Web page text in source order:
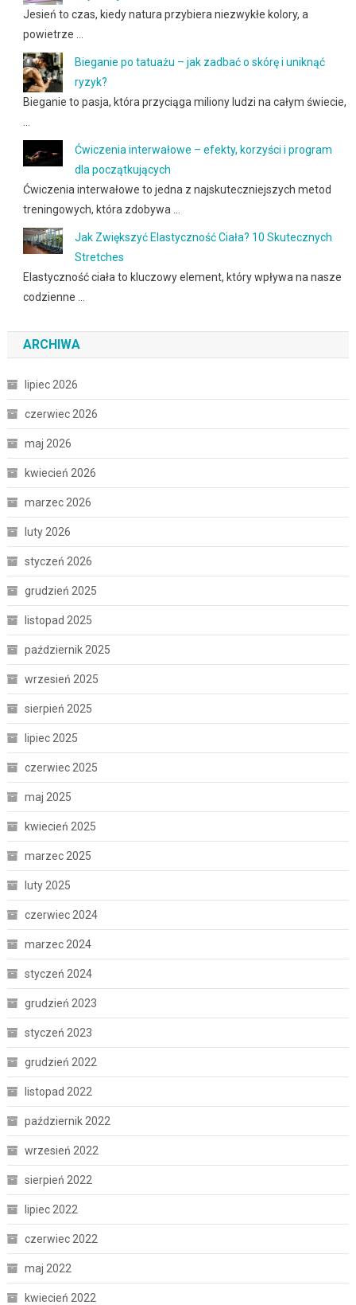
Jesień to czas, kiedy natura przybiera niezwykłe kolory, a
powietrze …
Bieganie po tatuażu – jak zadbać o skórę i uniknąć
ryzyk?
Bieganie to pasja, która przyciąga miliony ludzi na całym świecie,
Ćwiczenia interwałowe – efekty, korzyści i program
dla początkujących
Ćwiczenia interwałowe to jedna z najskuteczniejszych metod
treningowych, która zdobywa …
Jak Zwiększyć Elastyczność Ciała? 10 Skutecznych
Stretches
Elastyczność ciała to kluczowy element, który wpływa na nasze
codzienne …
ARCHIWA
lipiec 2026
czerwiec 2026
maj 2026
kwiecień 2026
marzec 2026
luty 2026
styczeń 2026
grudzień 2025
listopad 2025
październik 2025
wrzesień 2025
sierpień 2025
lipiec 2025
czerwiec 2025
maj 2025
kwiecień 2025
marzec 2025
luty 2025
czerwiec 2024
marzec 2024
styczeń 2024
grudzień 2023
styczeń 2023
grudzień 2022
listopad 2022
październik 2022
wrzesień 2022
sierpień 2022
lipiec 2022
czerwiec 2022
maj 2022
kwiecień 2022